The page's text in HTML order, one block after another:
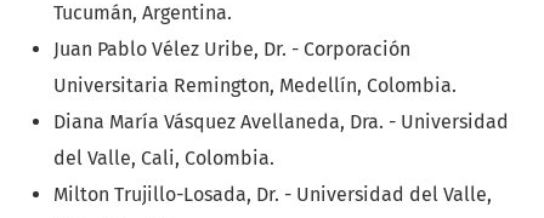
Tucumán, Argentina.
Juan Pablo Vélez Uribe, Dr. - Corporación
Universitaria Remington, Medellín, Colombia.
Diana María Vásquez Avellaneda, Dra. - Universidad
del Valle, Cali, Colombia.
Milton Trujillo-Losada, Dr. - Universidad del Valle,